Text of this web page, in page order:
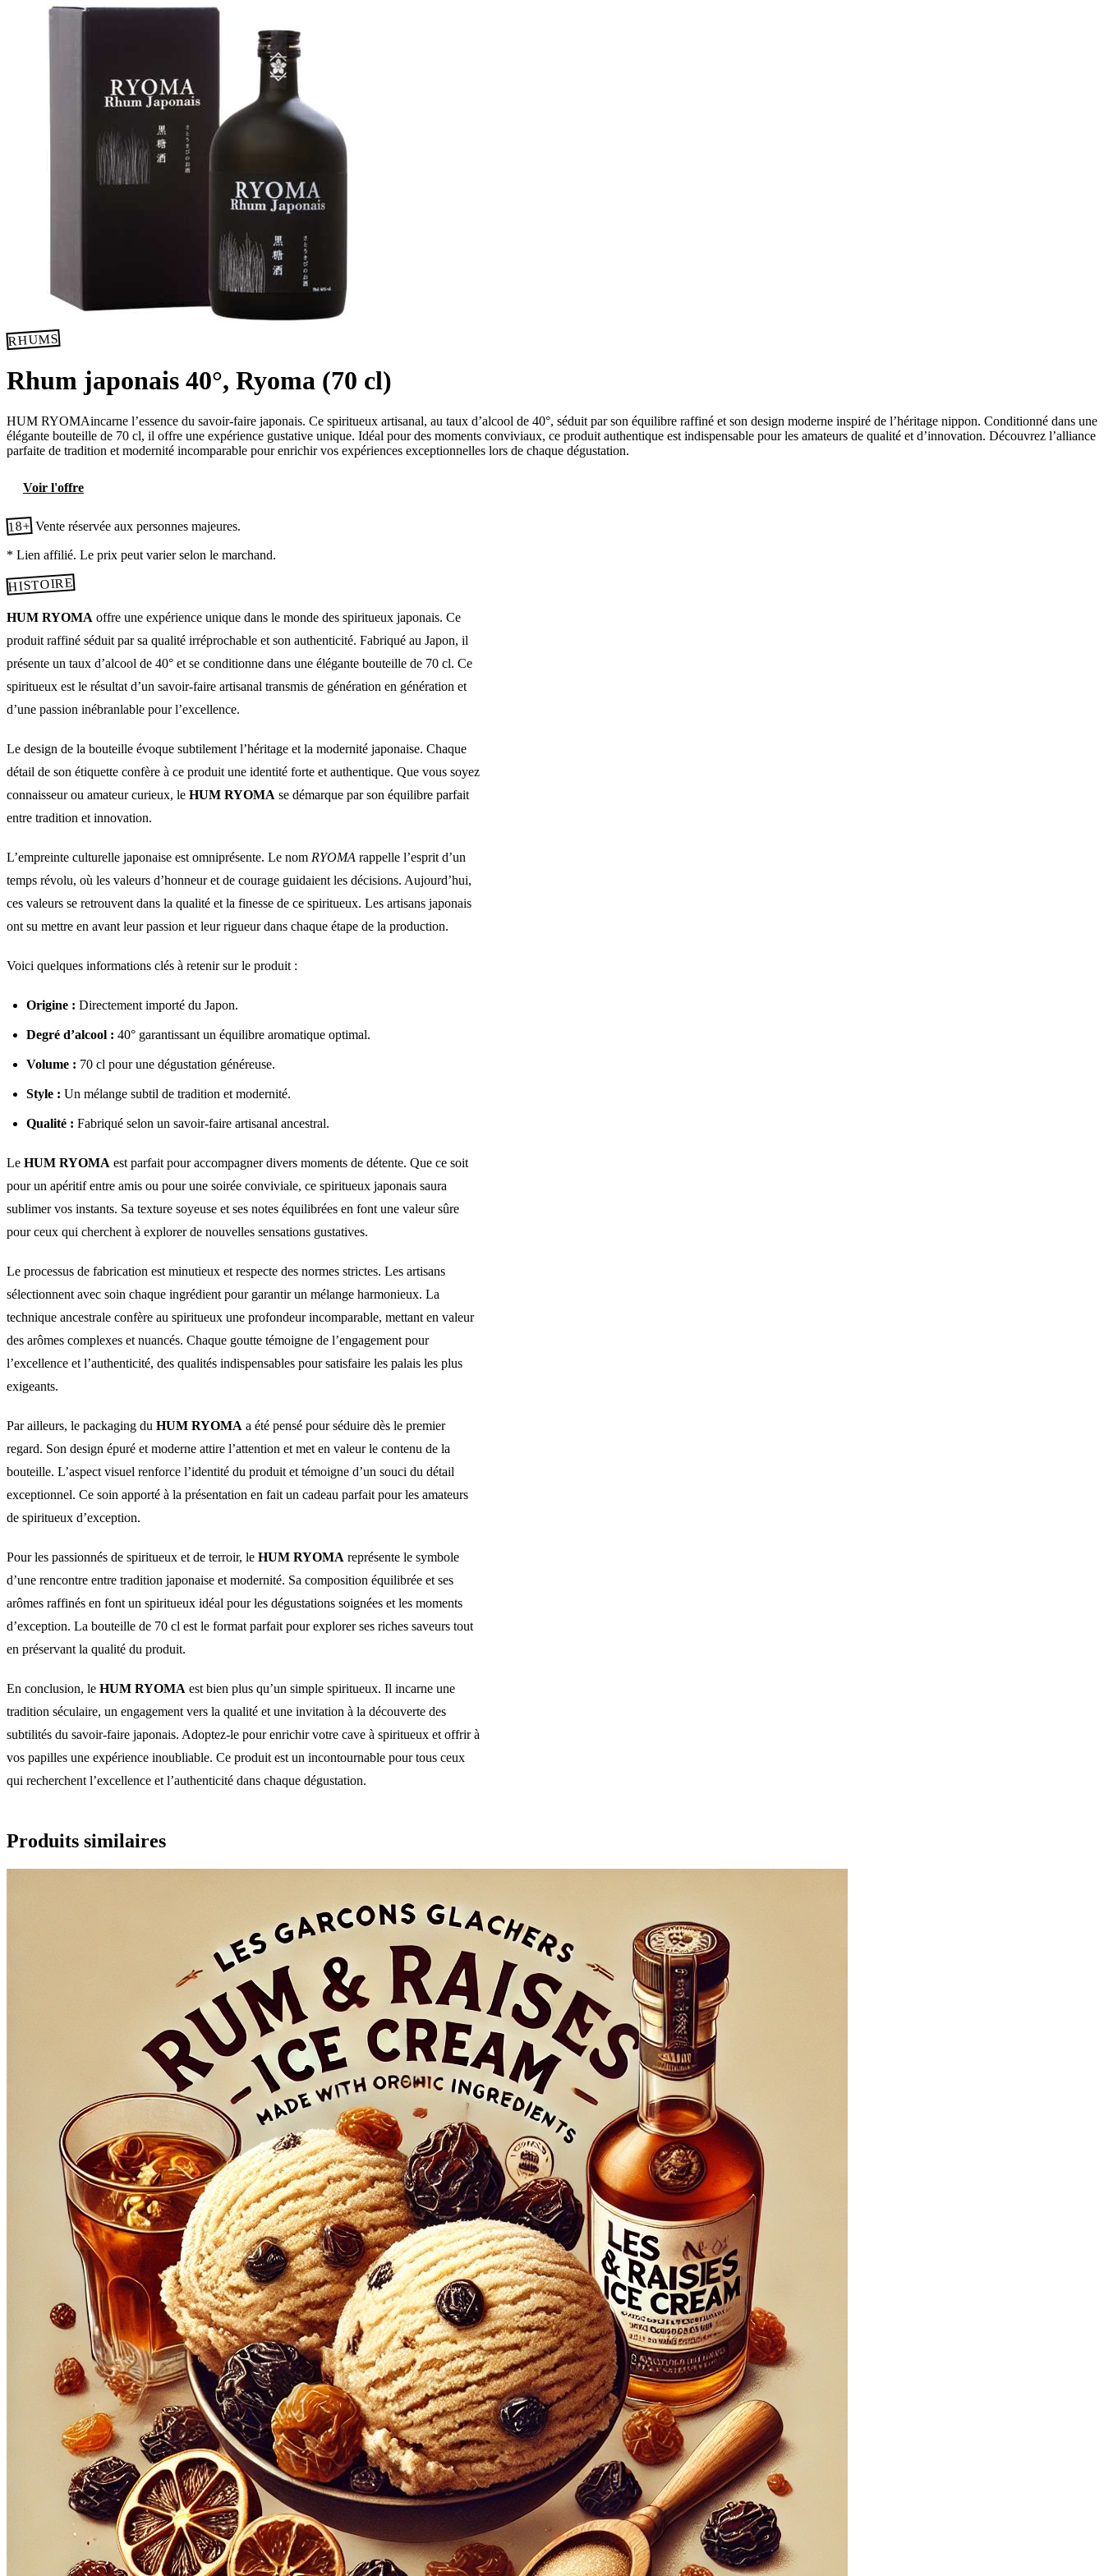
RHUMS
Rhum japonais 40°, Ryoma (70 cl)
HUM RYOMAincarne l’essence du savoir-faire japonais. Ce spiritueux artisanal, au taux d’alcool de 40°, séduit par son équilibre raffiné et son design moderne inspiré de l’héritage nippon. Conditionné dans une
élégante bouteille de 70 cl, il offre une expérience gustative unique. Idéal pour des moments conviviaux, ce produit authentique est indispensable pour les amateurs de qualité et d’innovation. Découvrez l’alliance
parfaite de tradition et modernité incomparable pour enrichir vos expériences exceptionnelles lors de chaque dégustation.
Voir l'offre
18+ Vente réservée aux personnes majeures.
* Lien affilié. Le prix peut varier selon le marchand.
HISTOIRE
HUM RYOMA offre une expérience unique dans le monde des spiritueux japonais. Ce
produit raffiné séduit par sa qualité irréprochable et son authenticité. Fabriqué au Japon, il
présente un taux d’alcool de 40° et se conditionne dans une élégante bouteille de 70 cl. Ce
spiritueux est le résultat d’un savoir-faire artisanal transmis de génération en génération et
d’une passion inébranlable pour l’excellence.
Le design de la bouteille évoque subtilement l’héritage et la modernité japonaise. Chaque
détail de son étiquette confère à ce produit une identité forte et authentique. Que vous soyez
connaisseur ou amateur curieux, le HUM RYOMA se démarque par son équilibre parfait
entre tradition et innovation.
L’empreinte culturelle japonaise est omniprésente. Le nom RYOMA rappelle l’esprit d’un
temps révolu, où les valeurs d’honneur et de courage guidaient les décisions. Aujourd’hui,
ces valeurs se retrouvent dans la qualité et la finesse de ce spiritueux. Les artisans japonais
ont su mettre en avant leur passion et leur rigueur dans chaque étape de la production.
Voici quelques informations clés à retenir sur le produit :
Origine : Directement importé du Japon.
Degré d’alcool : 40° garantissant un équilibre aromatique optimal.
Volume : 70 cl pour une dégustation généreuse.
Style : Un mélange subtil de tradition et modernité.
Qualité : Fabriqué selon un savoir-faire artisanal ancestral.
Le HUM RYOMA est parfait pour accompagner divers moments de détente. Que ce soit
pour un apéritif entre amis ou pour une soirée conviviale, ce spiritueux japonais saura
sublimer vos instants. Sa texture soyeuse et ses notes équilibrées en font une valeur sûre
pour ceux qui cherchent à explorer de nouvelles sensations gustatives.
Le processus de fabrication est minutieux et respecte des normes strictes. Les artisans
sélectionnent avec soin chaque ingrédient pour garantir un mélange harmonieux. La
technique ancestrale confère au spiritueux une profondeur incomparable, mettant en valeur
des arômes complexes et nuancés. Chaque goutte témoigne de l’engagement pour
l’excellence et l’authenticité, des qualités indispensables pour satisfaire les palais les plus
exigeants.
Par ailleurs, le packaging du HUM RYOMA a été pensé pour séduire dès le premier
regard. Son design épuré et moderne attire l’attention et met en valeur le contenu de la
bouteille. L’aspect visuel renforce l’identité du produit et témoigne d’un souci du détail
exceptionnel. Ce soin apporté à la présentation en fait un cadeau parfait pour les amateurs
de spiritueux d’exception.
Pour les passionnés de spiritueux et de terroir, le HUM RYOMA représente le symbole
d’une rencontre entre tradition japonaise et modernité. Sa composition équilibrée et ses
arômes raffinés en font un spiritueux idéal pour les dégustations soignées et les moments
d’exception. La bouteille de 70 cl est le format parfait pour explorer ses riches saveurs tout
en préservant la qualité du produit.
En conclusion, le HUM RYOMA est bien plus qu’un simple spiritueux. Il incarne une
tradition séculaire, un engagement vers la qualité et une invitation à la découverte des
subtilités du savoir-faire japonais. Adoptez-le pour enrichir votre cave à spiritueux et offrir à
vos papilles une expérience inoubliable. Ce produit est un incontournable pour tous ceux
qui recherchent l’excellence et l’authenticité dans chaque dégustation.
Produits similaires